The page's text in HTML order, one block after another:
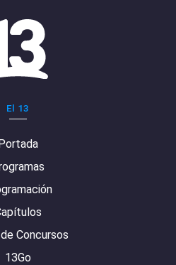
El 13
Concursos
13Go